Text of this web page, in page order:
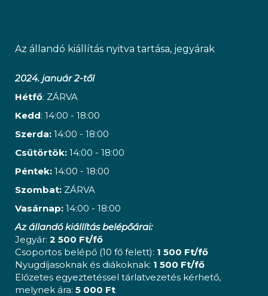
Az állandó kiállítás nyitva tartása, jegyárak
2024. január 2-től
Hétfő: ZÁRVA
Kedd: 14:00 - 18:00
Szerda: 14:00 - 18:00
Csütörtök: 14:00 - 18:00
Péntek: 14:00 - 18:00
Szombat: ZÁRVA
Vasárnap: 14:00 - 18:00
Az állandó kiállítás belépőárai:
Jegyár: 2 500 Ft/fő
Csoportos belépő (10 fő felett): 1 500 Ft/fő
Nyugdíjasoknak és diákoknak: 1 500 Ft/fő
Előzetes egyeztetéssel tárlatvezetés kérhető,
melynek ára: 5 000 Ft